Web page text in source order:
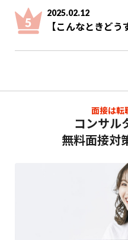
2025.02.12
【こんなときど
面接は転
コンサル
無料面接対